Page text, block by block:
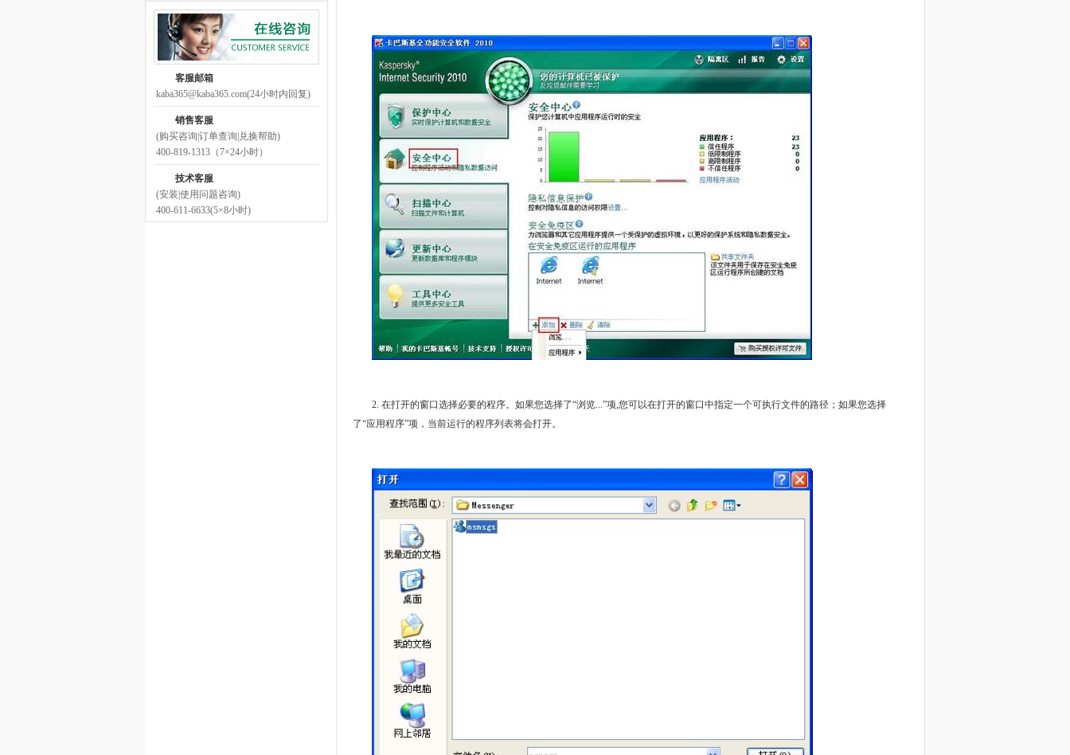
客服邮箱
kaba365@kaba365.com(24小时内回复)
销售客服
(购买咨询|订单查询|兑换帮助)
400-819-1313（7×24小时）
技术客服
(安装|使用问题咨询)
400-611-6633(5×8小时)
2. 在打开的窗口选择必要的程序。如果您选择了“浏览...”项,您可以在打开的窗口中指定一个可执行文件的路径；如果您选择
了“应用程序”项，当前运行的程序列表将会打开。